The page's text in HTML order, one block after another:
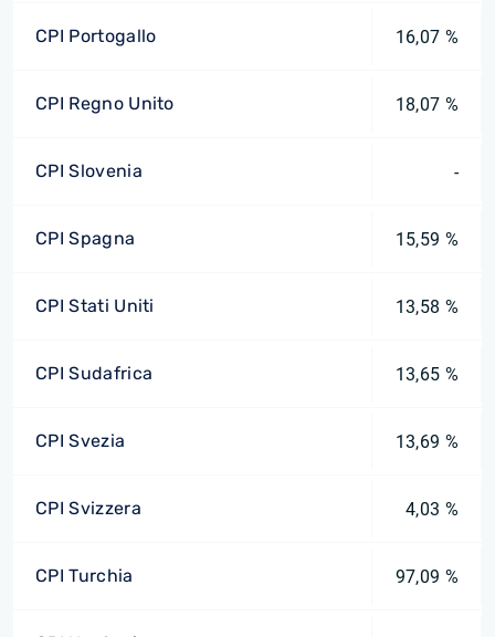
CPI Portogallo 16,07 %
CPI Regno Unito 18,07 %
CPI Slovenia -
CPI Spagna 15,59 %
CPI Stati Uniti 13,58 %
CPI Sudafrica 13,65 %
CPI Svezia 13,69 %
CPI Svizzera 4,03 %
CPI Turchia 97,09 %